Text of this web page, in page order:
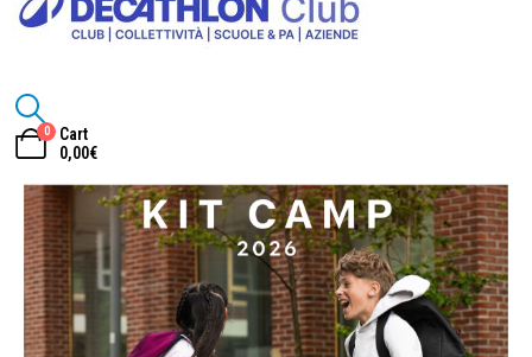
0
Cart
0,00€